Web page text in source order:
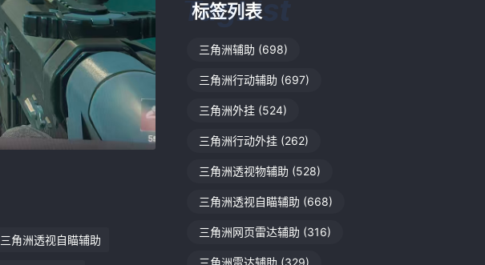
三角洲透视自瞄辅助
标签列表
三角洲辅助 (698)
三角洲行动辅助 (697)
三角洲外挂 (524)
三角洲行动外挂 (262)
三角洲透视物辅助 (528)
三角洲透视自瞄辅助 (668)
三角洲网页雷达辅助 (316)
三角洲雷达辅助 (329)